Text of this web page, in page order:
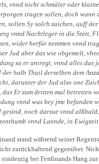
vnnd nicht schmäler oder
tragen sollen, doch wann
sollen Sy solch zaichen, auff
vnnd Nachtleger in die Stett,
wider herfür nemmen vnnd
Jud aber das wie obgemelt,
so er antregt, vnnd alles das
der halb Thail derselben dem
darunter der Jud also one
das Er zum dritten mal betretten
vnnd was bey jme befunden
gesind, noch darzue vnnd
vnnd Lannde, in
stand während seiner
zurückhaltend gegenüber.
eindeutig bei Ferdinands Hang